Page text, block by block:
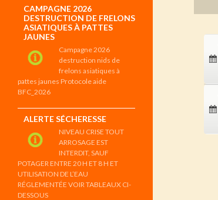
CAMPAGNE 2026
DESTRUCTION DE FRELONS
ASIATIQUES À PATTES
JAUNES
Campagne 2026
destruction nids de
frelons asiatiques à
pattes jaunes Protocole aide
BFC_2026
ALERTE SÉCHERESSE
NIVEAU CRISE TOUT
ARROSAGE EST
INTERDIT, SAUF
POTAGER ENTRE 20 H ET 8 H ET
UTILISATION DE L’EAU
RÉGLEMENTÉE VOIR TABLEAUX CI-
DESSOUS